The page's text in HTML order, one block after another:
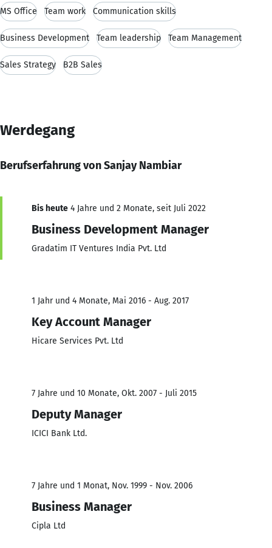
MS Office Team work Communication skills
Business Development Team leadership Team Management
Sales Strategy B2B Sales
Werdegang
Berufserfahrung von Sanjay Nambiar
Bis heute 4 Jahre und 2 Monate, seit Juli 2022
Business Development Manager
Gradatim IT Ventures India Pvt. Ltd
1 Jahr und 4 Monate, Mai 2016 - Aug. 2017
Key Account Manager
Hicare Services Pvt. Ltd
7 Jahre und 10 Monate, Okt. 2007 - Juli 2015
Deputy Manager
ICICI Bank Ltd.
7 Jahre und 1 Monat, Nov. 1999 - Nov. 2006
Business Manager
Cipla Ltd